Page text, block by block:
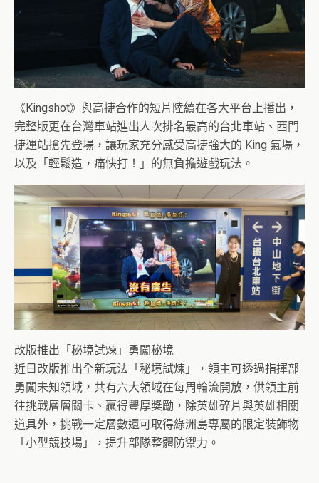
《Kingshot》與高捷合作的短片陸續在各大平台上播出，
完整版更在台灣車站進出人次排名最高的台北車站、西門
捷運站搶先登場，讓玩家充分感受高捷強大的 King 氣場，
以及「輕鬆造，痛快打！」的無負擔遊戲玩法。
改版推出「秘境試煉」勇闖秘境
近日改版推出全新玩法「秘境試煉」，領主可透過指揮部
勇闖未知領域，共有六大領域在每周輪流開放，供領主前
往挑戰層層關卡、贏得豐厚獎勵，除英雄碎片與英雄相關
道具外，挑戰一定層數還可取得綠洲島專屬的限定裝飾物
「小型競技場」，提升部隊整體防禦力。